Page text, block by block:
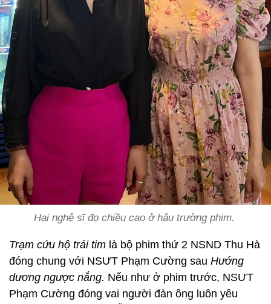
Hai nghệ sĩ đọ chiều cao ở hậu trường phim.
Trạm cứu hộ trái tim là bộ phim thứ 2 NSND Thu Hà
đóng chung với NSƯT Phạm Cường sau Hướng
dương ngược nắng. Nếu như ở phim trước, NSƯT
Phạm Cường đóng vai người đàn ông luôn yêu